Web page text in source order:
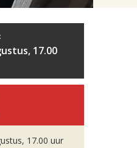
17.00
17.00 uur